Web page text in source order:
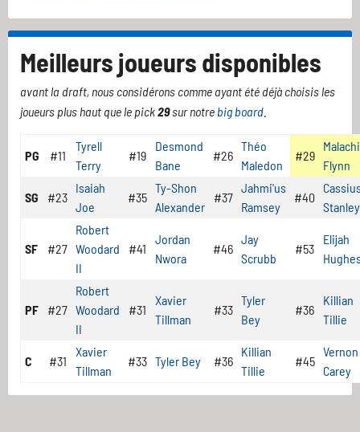
Meilleurs joueurs disponibles
avant la draft, nous considérons comme ayant été déjà choisis les
joueurs plus haut que le pick29sur notre big board
PG #11
Tyrell
Terry
#19
Desmond
Bane
#26
Théo
Maledon
#29
Malachi
Flynn
SG #23
Isaiah
Joe
#35
Ty-Shon
Alexander
#37
Jahmi'us
Ramsey
#40
Stanley
SF #27
Robert
Woodard
II
#41
Jordan
Nwora
#46
Jay
Scrubb
#53
Elijah
PF #27
Robert
Woodard
II
#31
Xavier
Tillman
#33
Tyler
Bey
#36
Killian
Tillie
C #31
Xavier
Tillman
#33 Tyler Bey #36
Killian
Tillie
#45
Vernon
Carey